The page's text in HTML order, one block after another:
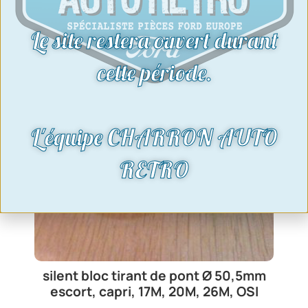
silent bloc tirant de pont Ø 50,5mm
escort, capri, 17M, 20M, 26M, OSI
Le site restera ouvert durant
cette période.
L'équipe CHARRON AUTO
RETRO